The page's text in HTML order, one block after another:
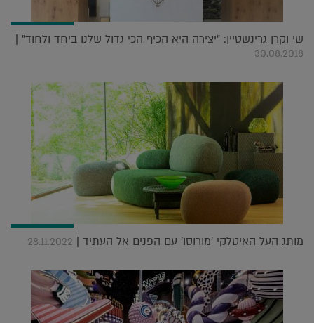
שי וקרן גרינשטיין: "יצירה היא הכיף הכי גדול שלנו ביחד ולחוד" |
30.08.2018
מותג העל האיטלקי 'מורוסו' עם הפנים אל העתיד | 28.11.2022